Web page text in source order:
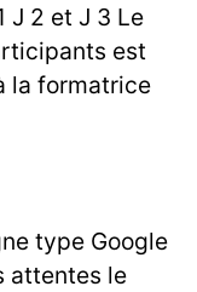
J 2 et J 3 Le
est
la formatrice
type Google
attentes le